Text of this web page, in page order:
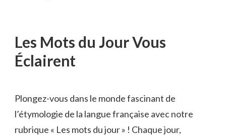
Les Mots du Jour Vous
Éclairent
Plongez-vous dans le ⁤monde fascinant de
l’étymologie ⁢de la⁣ langue française avec notre
rubrique « Les mots ​du jour » ! Chaque jour,